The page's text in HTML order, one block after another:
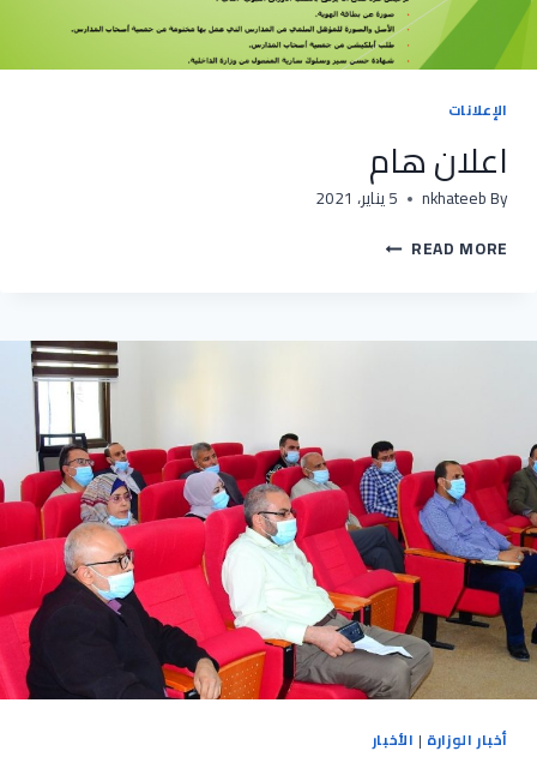
الإعلانات
اعلان هام
By
nkhateeb
5 يناير، 2021
READ MORE اعلان
أخبار الوزارة | الأخبار